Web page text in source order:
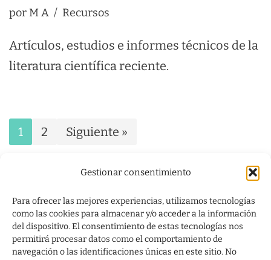
Gestionar consentimiento
Para ofrecer las mejores experiencias, utilizamos tecnologías
como las cookies para almacenar y/o acceder a la información
del dispositivo. El consentimiento de estas tecnologías nos
permitirá procesar datos como el comportamiento de
navegación o las identificaciones únicas en este sitio. No
por M A Recursos
Artículos, estudios e informes técnicos de la
literatura científica reciente.
1 2 Siguiente »